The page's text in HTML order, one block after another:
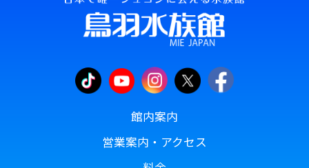
館内案内
営業案内・アクセス